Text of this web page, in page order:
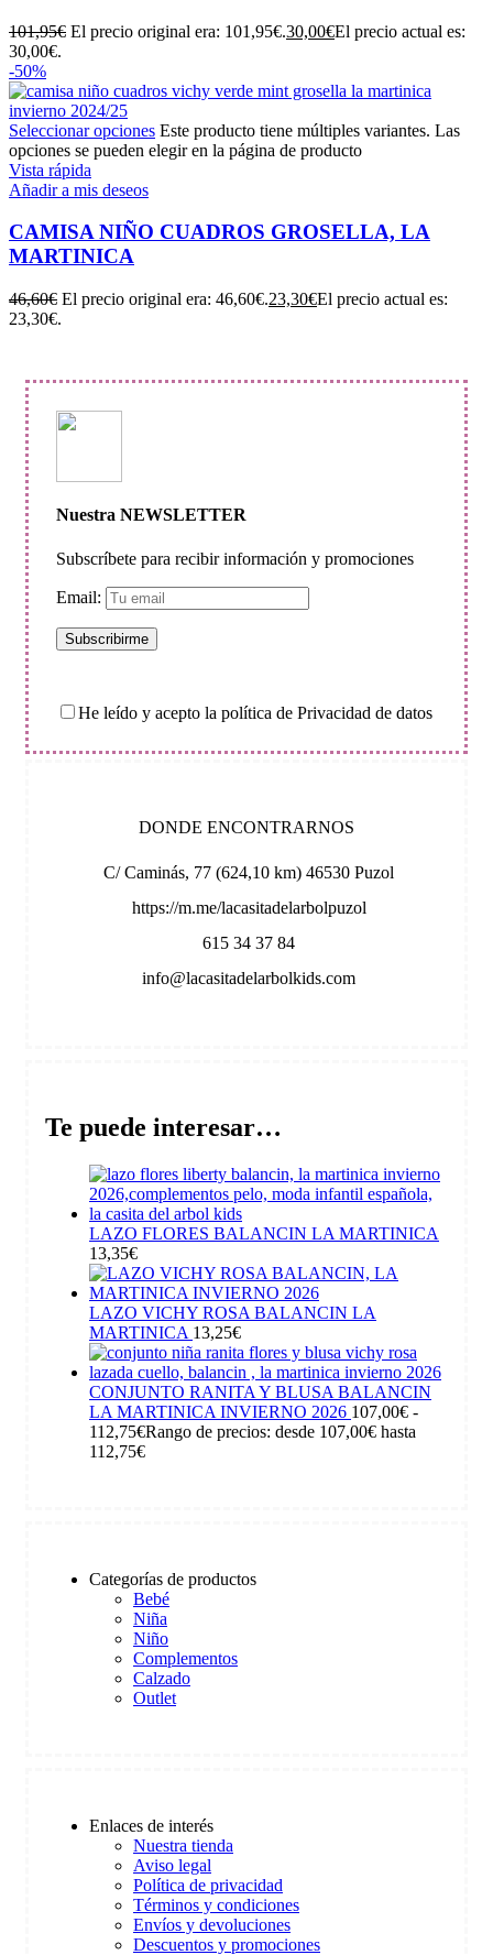
101,95€ El precio original era: 101,95€.30,00€El precio actual es:
30,00€.
-50%
Seleccionar opciones Este producto tiene múltiples variantes. Las
opciones se pueden elegir en la página de producto
Vista rápida
Añadir a mis deseos
CAMISA NIÑO CUADROS GROSELLA, LA
MARTINICA
46,60€ El precio original era: 46,60€.23,30€El precio actual es:
23,30€.
Nuestra NEWSLETTER
Subscríbete para recibir información y promociones
Email:
He leído y acepto la política de Privacidad de datos
DONDE ENCONTRARNOS
C/ Caminás, 77 (624,10 km) 46530 Puzol
https://m.me/lacasitadelarbolpuzol
615 34 37 84
info@lacasitadelarbolkids.com
Te puede interesar…
LAZO FLORES BALANCIN LA MARTINICA
13,35€
LAZO VICHY ROSA BALANCIN LA
MARTINICA 13,25€
CONJUNTO RANITA Y BLUSA BALANCIN
LA MARTINICA INVIERNO 2026 107,00€ -
112,75€Rango de precios: desde 107,00€ hasta
112,75€
Categorías de productos
Bebé
Niña
Niño
Complementos
Calzado
Outlet
Enlaces de interés
Nuestra tienda
Aviso legal
Política de privacidad
Términos y condiciones
Envíos y devoluciones
Descuentos y promociones